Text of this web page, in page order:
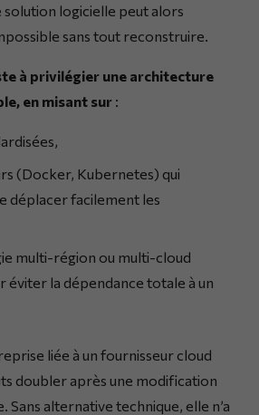
solution logicielle peut alors
sans tout reconstruire.
à privilégier une architecture
en misant sur :
(Docker, Kubernetes) qui
déplacer facilement les
multi-région ou multi-cloud
éviter la dépendance totale à un
liée à un fournisseur cloud
doubler après une modification
Sans alternative technique, elle n’a